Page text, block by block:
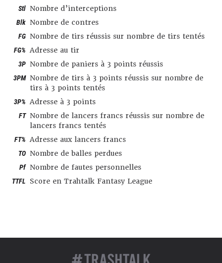
Stl Nombre d’interceptions
Blk Nombre de contres
FG Nombre de tirs réussis sur nombre de tirs tentés
FG% Adresse au tir
3P Nombre de paniers à 3 points réussis
3PM Nombre de tirs à 3 points réussis sur nombre de
tirs à 3 points tentés
3P% Adresse à 3 points
FT Nombre de lancers francs réussis sur nombre de
lancers francs tentés
FT% Adresse aux lancers francs
TO Nombre de balles perdues
Pf Nombre de fautes personnelles
TTFL Score en Trahtalk Fantasy League